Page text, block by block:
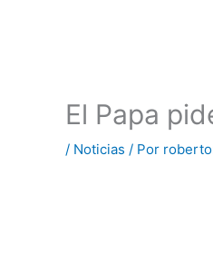
El Papa
/ Noticias / Por